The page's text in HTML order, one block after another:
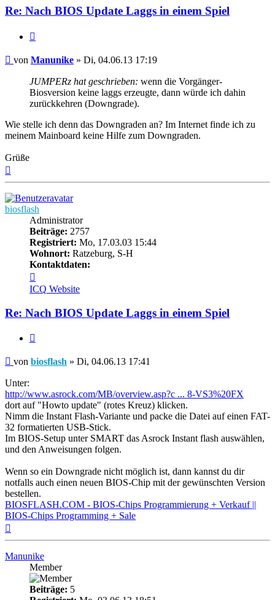
Re: Nach BIOS Update Laggs in einem Spiel
Beitrag
von Manunike » Di, 04.06.13 17:19
JUMPERz hat geschrieben: wenn die Vorgänger-
Biosversion keine laggs erzeugte, dann würde ich dahin
zurückkehren (Downgrade).
Wie stelle ich denn das Downgraden an? Im Internet finde ich zu
meinem Mainboard keine Hilfe zum Downgraden.
Grüße
biosflash
Administrator
Beiträge: 2757
Registriert: Mo, 17.03.03 15:44
Wohnort: Ratzeburg, S-H
Kontaktdaten:
von
biosflash
ICQ Website
Re: Nach BIOS Update Laggs in einem Spiel
Beitrag
von biosflash » Di, 04.06.13 17:41
Unter:
http://www.asrock.com/MB/overview.asp?c ... 8-VS3%20FX
dort auf "Howto update" (rotes Kreuz) klicken.
Nimm die Instant Flash-Variante und packe die Datei auf einen FAT-
32 formatierten USB-Stick.
Im BIOS-Setup unter SMART das Asrock Instant flash auswählen,
und den Anweisungen folgen.
Wenn so ein Downgrade nicht möglich ist, dann kannst du dir
notfalls auch einen neuen BIOS-Chip mit der gewünschten Version
bestellen.
BIOSFLASH.COM - BIOS-Chips Programmierung + Verkauf ||
BIOS-Chips Programming + Sale
oben
Manunike
Member
Beiträge: 5